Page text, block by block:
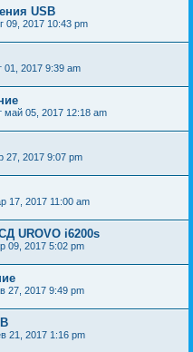
USB
09, 2017 10:43 pm
01, 2017 9:39 am
май 05, 2017 12:18 am
27, 2017 9:07 pm
17, 2017 11:00 am
UROVO i6200s
09, 2017 5:02 pm
27, 2017 9:49 pm
21, 2017 1:16 pm